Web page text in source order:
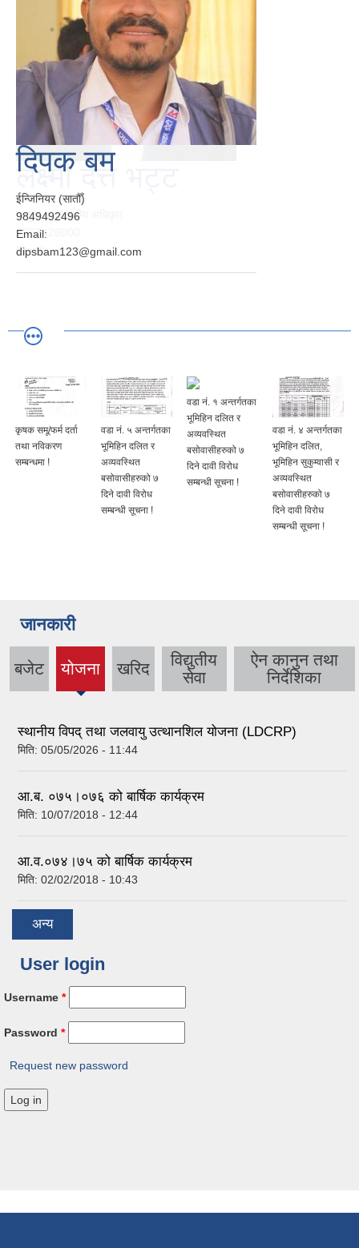
दिपक बम
ईन्जिनियर (सातौँ)
9849492496
Email:
dipsbam123@gmail.com
कृषक समू/फर्म दर्ता
तथा नविकरण
सम्बन्धमा !
वडा नं. ५ अन्तर्गतका
भूमिहिन दलित र
अव्यवस्थित
बसोवासीहरुको ७
दिने दावी विरोध
सम्बन्धी सूचना !
वडा नं. १ अन्तर्गतका
भूमिहिन दलित र
अव्यवस्थित
बसोवासीहरुको ७
दिने दावी विरोध
सम्बन्धी सूचना !
वडा नं. ४ अन्तर्गतका
भूमिहिन दलित,
भूमिहिन सुकुम्वासी र
अव्यवस्थित
बसोवासीहरुको ७
दिने दावी विरोध
सम्बन्धी सूचना !
जानकारी
बजेट योजना
(active
tab)
खरिद
विद्युतीय
सेवा
ऐन कानुन तथा
निर्देशिका
स्थानीय विपद् तथा जलवायु उत्थानशिल योजना (LDCRP)
मिति: 05/05/2026 - 11:44
आ.ब. ०७५।०७६ को बार्षिक कार्यक्रम
मिति: 10/07/2018 - 12:44
आ.व.०७४।७५ को बार्षिक कार्यक्रम
मिति: 02/02/2018 - 10:43
अन्य
User login
Username *
Password *
Request new password